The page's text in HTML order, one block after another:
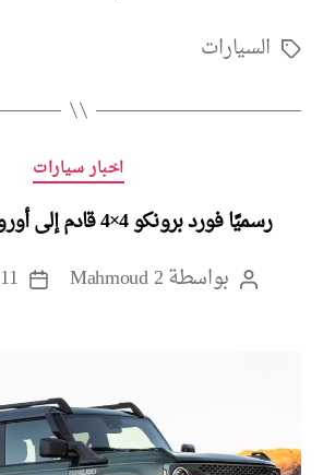
الوسومالسيارات
التصنيفات
اخبار سيارات
رسميًا فورد برونكو 4×4 قادم إلى أوروبا في عام 2023
كاتببواسطةMahmoud 2
تاريخ
11 مارس، 2023